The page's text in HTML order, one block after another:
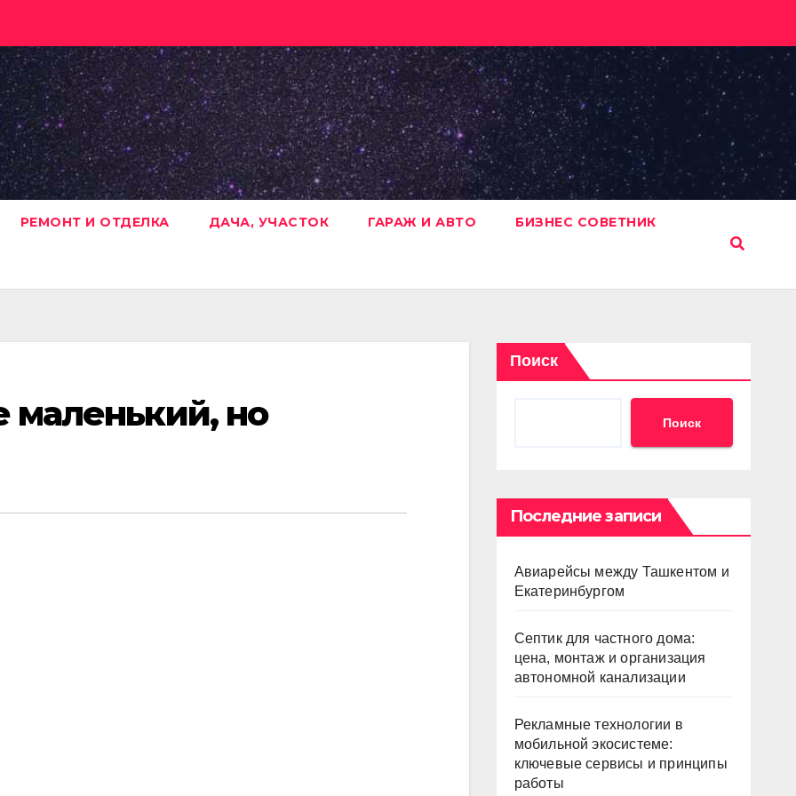
РЕМОНТ И ОТДЕЛКА ДАЧА, УЧАСТОК ГАРАЖ И АВТО БИЗНЕС СОВЕТНИК
маленький, но
Поиск
Поиск
Последние записи
Авиарейсы между Ташкентом и
Екатеринбургом
Септик для частного дома:
цена, монтаж и организация
автономной канализации
Рекламные технологии в
мобильной экосистеме:
ключевые сервисы и принципы
работы